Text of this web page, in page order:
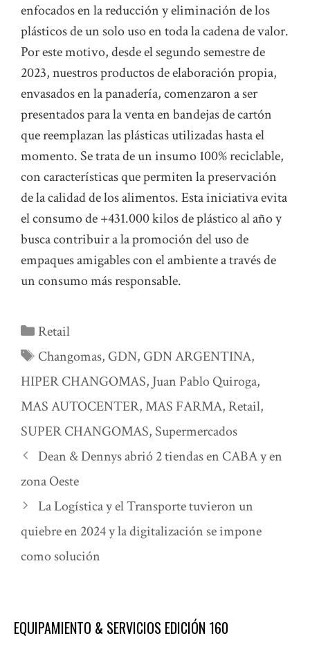
enfocados en la reducción y eliminación de los
plásticos de un solo uso en toda la cadena de valor.
Por este motivo, desde el segundo semestre de
2023, nuestros productos de elaboración propia,
envasados en la panadería, comenzaron a ser
presentados para la venta en bandejas de cartón
que reemplazan las plásticas utilizadas hasta el
momento. Se trata de un insumo 100% reciclable,
con características que permiten la preservación
de la calidad de los alimentos. Esta iniciativa evita
el consumo de +431.000 kilos de plástico al año y
busca contribuir a la promoción del uso de
empaques amigables con el ambiente a través de
un consumo más responsable.
Categorías
Retail
Etiquetas
Changomas, GDN, GDN ARGENTINA,
HIPER CHANGOMAS, Juan Pablo Quiroga,
MAS AUTOCENTER,MAS FARMA, Retail,
SUPER CHANGOMAS, Supermercados
Dean & Dennys abrió 2 tiendas en CABA y en
zona Oeste
La Logística y el Transporte tuvieron un
quiebre en 2024 y la digitalización se impone
como solución
EQUIPAMIENTO & SERVICIOS EDICIÓN 160